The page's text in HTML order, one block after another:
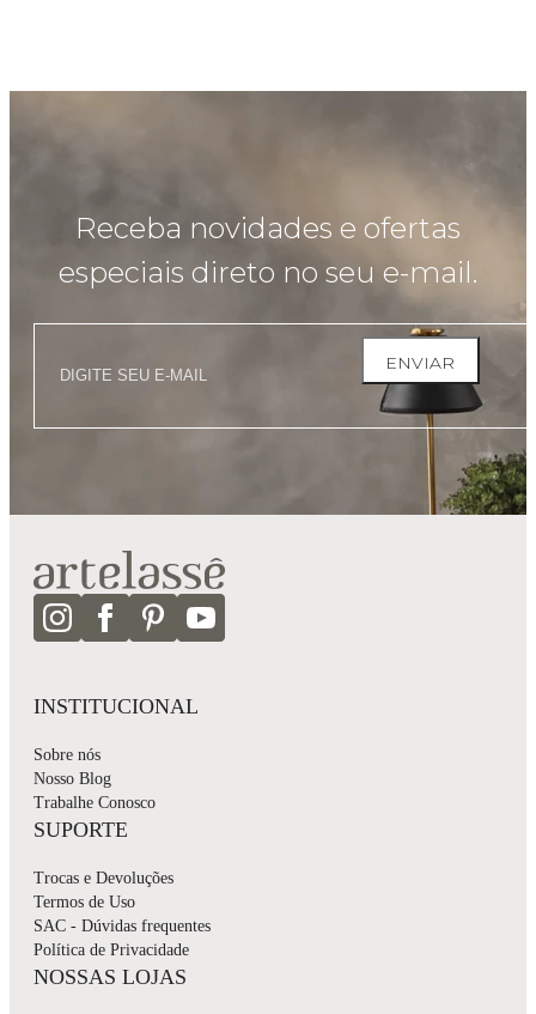
Receba novidades e ofertas
especiais direto no seu e-mail.
ENVIAR
INSTITUCIONAL
Sobre nós
Nosso Blog
Trabalhe Conosco
SUPORTE
Trocas e Devoluções
Termos de Uso
SAC - Dúvidas frequentes
Política de Privacidade
NOSSAS LOJAS